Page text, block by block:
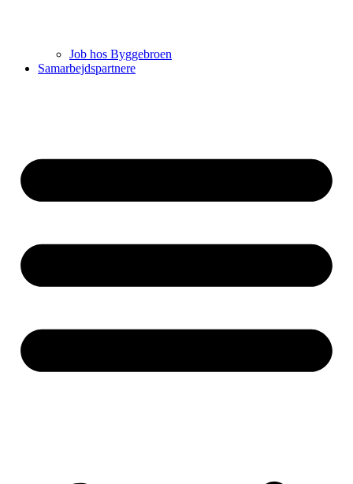
Job hos Byggebroen
Samarbejdspartnere